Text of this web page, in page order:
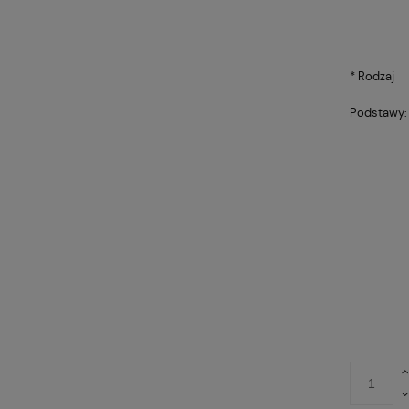
* Rodzaj
Podstawy: